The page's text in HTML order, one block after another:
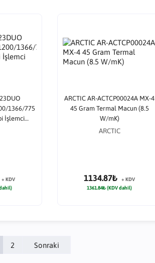
1366/775
İşlemci
+ KDV
ARCTIC AR-ACTCP00024A MX-4
45 Gram Termal Macun (8.5
W/mK)
ARCTIC
1134.87₺
+ KDV
1361.84₺ (KDV dahil)
2 Sonraki